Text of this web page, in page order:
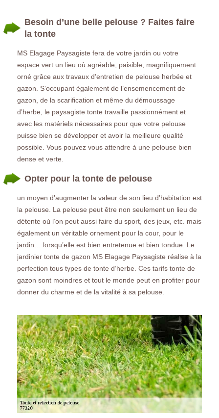
Besoin d’une belle pelouse ? Faites faire
la tonte
MS Elagage Paysagiste fera de votre jardin ou votre
espace vert un lieu où agréable, paisible, magnifiquement
orné grâce aux travaux d’entretien de pelouse herbée et
gazon. S’occupant également de l’ensemencement de
gazon, de la scarification et même du démoussage
d’herbe, le paysagiste tonte travaille passionnément et
avec les matériels nécessaires pour que votre pelouse
puisse bien se développer et avoir la meilleure qualité
possible. Vous pouvez vous attendre à une pelouse bien
dense et verte.
Opter pour la tonte de pelouse
un moyen d’augmenter la valeur de son lieu d’habitation est
la pelouse. La pelouse peut être non seulement un lieu de
détente où l’on peut aussi faire du sport, des jeux, etc. mais
également un véritable ornement pour la cour, pour le
jardin… lorsqu’elle est bien entretenue et bien tondue. Le
jardinier tonte de gazon MS Elagage Paysagiste réalise à la
perfection tous types de tonte d’herbe. Ces tarifs tonte de
gazon sont moindres et tout le monde peut en profiter pour
donner du charme et de la vitalité à sa pelouse.